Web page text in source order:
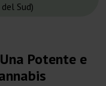
Sud)
Potente e